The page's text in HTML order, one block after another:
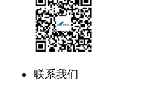
联系我们